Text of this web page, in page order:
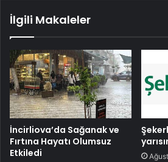
İlgili Makaleler
İncirliova’da Sağanak ve
Fırtına Hayatı Olumsuz
Etkiledi